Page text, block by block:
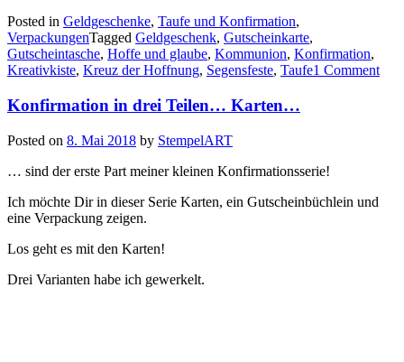
drei
Teilen…
ein
Gutscheintäschchen…“
Posted in Geldgeschenke, Taufe und Konfirmation,
VerpackungenTagged Geldgeschenk, Gutscheinkarte,
Gutscheintasche, Hoffe und glaube, Kommunion, Konfirmation,
Kreativkiste, Kreuz der Hoffnung, Segensfeste, Taufe1 Comment
Konfirmation in drei Teilen… Karten…
Posted on 8. Mai 2018 by StempelART
… sind der erste Part meiner kleinen Konfirmationsserie!
Ich möchte Dir in dieser Serie Karten, ein Gutscheinbüchlein und
eine Verpackung zeigen.
Los geht es mit den Karten!
Drei Varianten habe ich gewerkelt.